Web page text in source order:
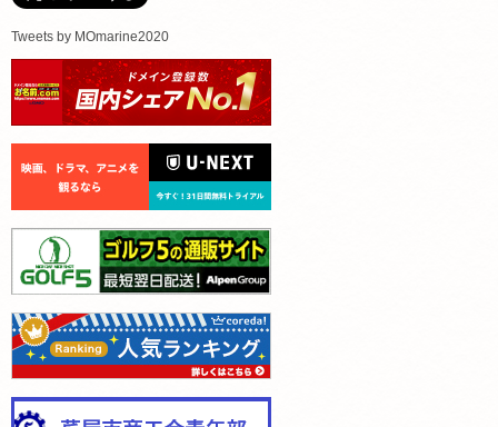
Tweets by MOmarine2020